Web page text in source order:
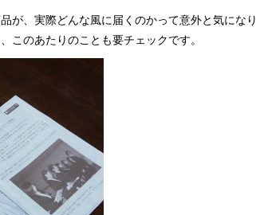
が、実際どんな風に届くのかって意外と気になり
このあたりのことも要チェックです。